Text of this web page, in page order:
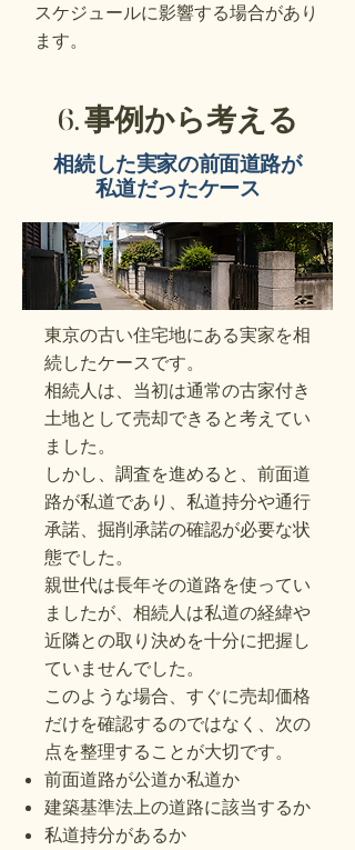
スケジュールに影響する場合があり
ます。
6. 事例から考える
相続した実家の前面道路が
私道だったケース
東京の古い住宅地にある実家を相
続したケースです。
相続人は、当初は通常の古家付き
土地として売却できると考えてい
ました。
しかし、調査を進めると、前面道
路が私道であり、私道持分や通行
承諾、掘削承諾の確認が必要な状
態でした。
親世代は長年その道路を使ってい
ましたが、相続人は私道の経緯や
近隣との取り決めを十分に把握し
ていませんでした。
このような場合、すぐに売却価格
だけを確認するのではなく、次の
点を整理することが大切です。
前面道路が公道か私道か
建築基準法上の道路に該当するか
私道持分があるか